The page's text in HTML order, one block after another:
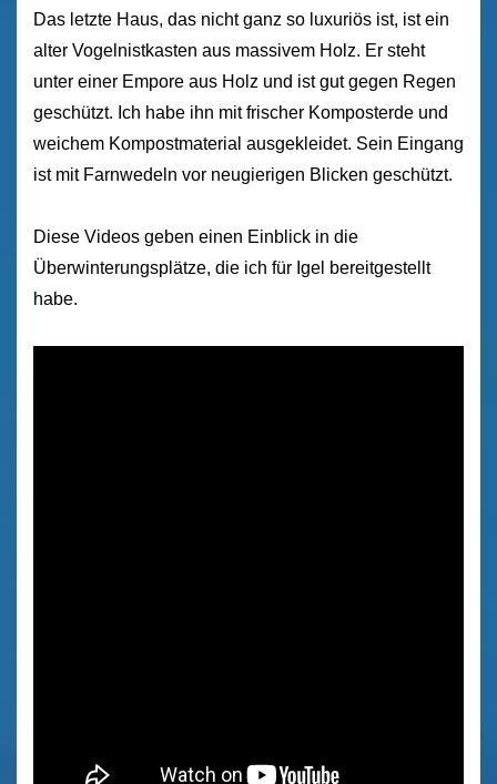
Das letzte Haus, das nicht ganz so luxuriös ist, ist ein
alter Vogelnistkasten aus massivem Holz. Er steht
unter einer Empore aus Holz und ist gut gegen Regen
geschützt. Ich habe ihn mit frischer Komposterde und
weichem Kompostmaterial ausgekleidet. Sein Eingang
ist mit Farnwedeln vor neugierigen Blicken geschützt.
Diese Videos geben einen Einblick in die
Überwinterungsplätze, die ich für Igel bereitgestellt
habe.